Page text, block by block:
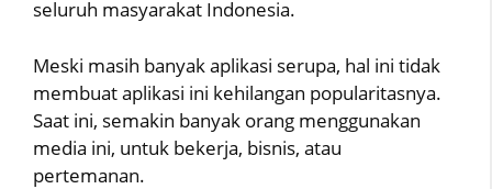
seluruh masyarakat Indonesia.
Meski masih banyak aplikasi serupa, hal ini tidak
membuat aplikasi ini kehilangan popularitasnya.
Saat ini, semakin banyak orang menggunakan
media ini, untuk bekerja, bisnis, atau
pertemanan.